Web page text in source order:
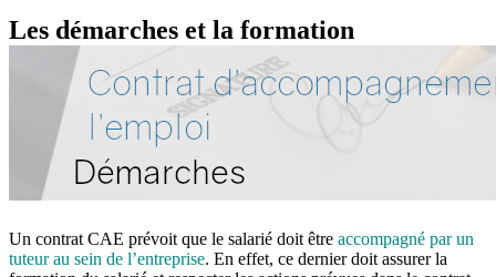
Les démarches et la formation
Un contrat CAE prévoit que le salarié doit être accompagné par un
tuteur au sein de l’entreprise. En effet, ce dernier doit assurer la